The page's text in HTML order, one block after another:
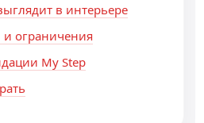
в интерьере
ограничения
My Step